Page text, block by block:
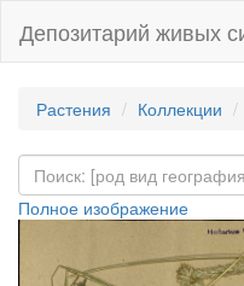
Депозитарий живых
Растения Коллекции
Полное изображение